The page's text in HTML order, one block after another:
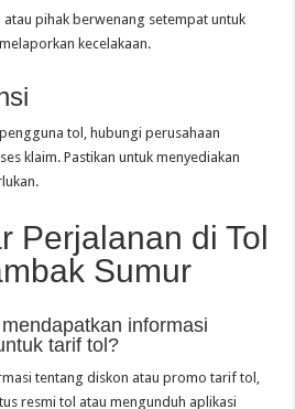
pihak berwenang setempat untuk
kecelakaan.
tol, hubungi perusahaan
klaim. Pastikan untuk menyediakan
Perjalanan di Tol
Sumur
informasi
tarif tol?
tentang diskon atau promo tarif tol,
resmi tol atau mengunduh aplikasi